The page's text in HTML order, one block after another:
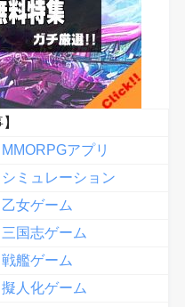
MMORPGアプリ
シミュレーション
乙女ゲーム
三国志ゲーム
戦艦ゲーム
擬人化ゲーム